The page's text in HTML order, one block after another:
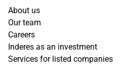
About us
Our team
Careers
Inderes as an investment
Services for listed companies